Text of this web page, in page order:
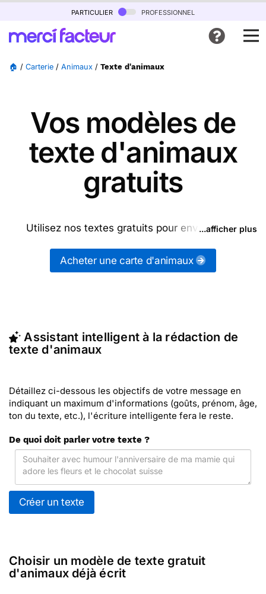
particulier professionnel
🏠 / Carterie / Animaux / Texte d'animaux
Vos modèles de
texte d'animaux
gratuits
Utilisez nos textes gratuits pour envoyer des
catégorie "Animaux") ou partagez ces modèles de
textes sur vos réseaux sociaux.
pas cher). Merci Facteur vous propose 120 modèles
imprimés de d'animaux à envoyer avec le texte de
...afficher plus
Acheter une carte d'animaux
Assistant intelligent à la rédaction de
texte d'animaux
Détaillez ci-dessous les objectifs de votre message en
indiquant un maximum d'informations (goûts, prénom, âge,
ton du texte, etc.), l'écriture intelligente fera le reste.
De quoi doit parler votre texte ?
Créer un texte
Choisir un modèle de texte gratuit
d'animaux déjà écrit